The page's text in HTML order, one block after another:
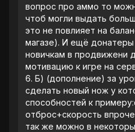
вопрос про аммо то
чтоб могли выдать
это не повлияет на
магазе). И ещë донатеры
новичкам в продвижени
мотивацию к игре на
6. Б) (дополнение) за
сделать новый нож у
способностей к
отброс+скорость
так же можно в